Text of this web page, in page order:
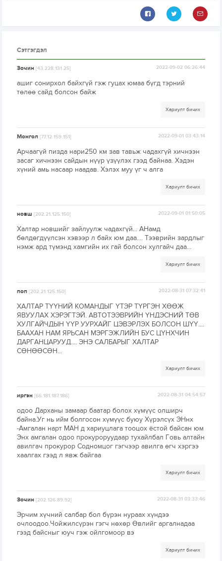
Сэтгэгдэл
Зочин[43.228.131.25] 2022-09-02 06:26:44
ашиг сонирхол байхгүй гэж гуцах юмаа бүгд тэрний
төлөө сайд болсон байж
Хариулт бичих
Монгол[77.12.159.151] 2022-09-01 03:43:14
Арчаагүй пизда нари250 км зав тавьж чадахгүй хичнээн
засаг хичнээн сайдын нүүр үзүүлэх гээд байнаа. Хэдэн
хүний амь насаар наадав. Хэлэх муу үг ч алга
Хариулт бичих
новш[202.21.125.150] 2022-09-01 01:50:05
Халтар новшийг зайлуулж чадахгүй... АНамд
бөлдөгдүүлсэн хэвээр л байх юм даа.... Тээврийн зардлыг
нэмж ард түмэнд хамгийн их гай болсон хулгайч даа...
Хариулт бичих
поп[202.21.125.150] 2022-08-31 07:32:41
ХАЛТАР ТҮҮНИЙ КОМАНДЫГ ҮТЭР ТҮРГЭН ХӨӨЖ
ЯВУУЛАХ ХЭРЭГТЭЙ. АВТОТЭЭВРИЙН ҮНДЭСНИЙ ТӨВ
ХУЛГАЙЧДЫН ҮҮР УУРХАЙГ ЦЭВЭРЛЭХ БОЛСОН ШҮҮ....
БААХАН НАМ ЯРЬСАН МЭРГЭЖЛИЙН БУС ЦҮНХЧИН
ДАРГАНЦАРУУД.... ЭНЭ САЛБАРЫГ ХАЛТАР
СӨНӨӨСӨН...
Хариулт бичих
иргэн[66.181.187.186] 2022-08-31 04:54:57
одоо Дарханы замаар баатар болох хүмүүс олширч
байна.Уг нь ийм болгосон хүмүүс буюу Хүрэлсүх ЭНнх
-Амгалан нарт МАН д хариуцлага тооцох ёстой байсан юм
Энх амгалан одоо прокуроруудаар тухайлбал Говь алтайн
авилгач прокурор Содномцог гэгчээр авилга өгч хэргээ
хаалгах гээд л явж байгаа
Хариулт бичих
Зочин[202.126.89.92] 2022-08-31 03:33:46
Эрчим хүчний салбар бол бүрэн нураах хүндээ
очлоодоо.Чойжилсүрэн гэгч нөхөр Өвлийг аргалнадаа
гээд байсныг юуч гэж ойлгомоор вэ
Хариулт бичих